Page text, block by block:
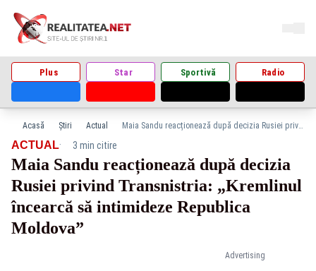
Plus Star Sportivă Radio
Acasă Știri Actual Maia Sandu reacționează după decizia Rusiei privind Transnistria: „Kremlinul încearcă să intimideze Republica Moldova”
Advertising
ACTUAL· 3 min citire
Maia Sandu reacționează după decizia
Rusiei privind Transnistria: „Kremlinul
încearcă să intimideze Republica
Moldova”